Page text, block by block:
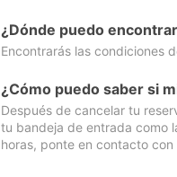
¿Dónde puedo
Encontrarás las condiciones
¿Cómo puedo saber si
Después de cancelar tu
tu bandeja de entrada como
horas, ponte en contacto